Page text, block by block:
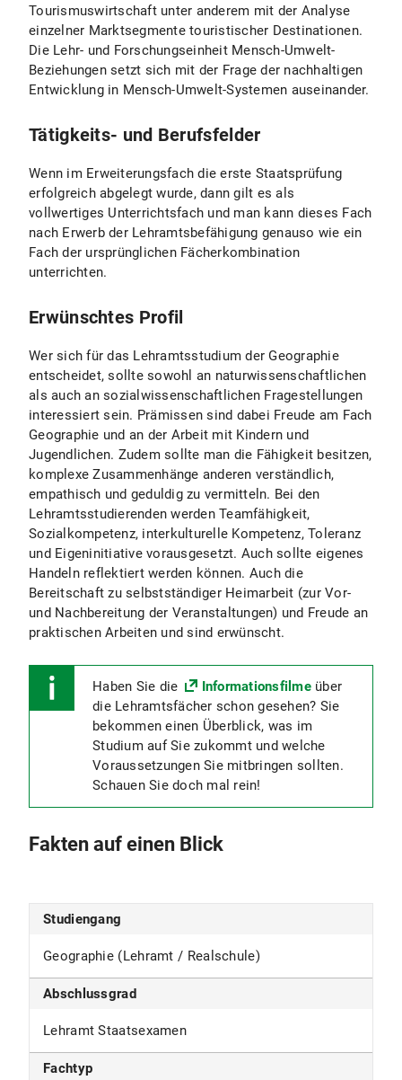
Tourismuswirtschaft unter anderem mit der Analyse
einzelner Marktsegmente touristischer Destinationen.
Die Lehr- und Forschungseinheit Mensch-Umwelt-
Beziehungen setzt sich mit der Frage der nachhaltigen
Entwicklung in Mensch-Umwelt-Systemen auseinander.
Tätigkeits- und Berufsfelder
Wenn im Erweiterungsfach die erste Staatsprüfung
erfolgreich abgelegt wurde, dann gilt es als
vollwertiges Unterrichtsfach und man kann dieses Fach
nach Erwerb der Lehramtsbefähigung genauso wie ein
Fach der ursprünglichen Fächerkombination
unterrichten.
Erwünschtes Profil
Wer sich für das Lehramtsstudium der Geographie
entscheidet, sollte sowohl an naturwissenschaftlichen
als auch an sozialwissenschaftlichen Fragestellungen
interessiert sein. Prämissen sind dabei Freude am Fach
Geographie und an der Arbeit mit Kindern und
Jugendlichen. Zudem sollte man die Fähigkeit besitzen,
komplexe Zusammenhänge anderen verständlich,
empathisch und geduldig zu vermitteln. Bei den
Lehramtsstudierenden werden Teamfähigkeit,
Sozialkompetenz, interkulturelle Kompetenz, Toleranz
und Eigeninitiative vorausgesetzt. Auch sollte eigenes
Handeln reflektiert werden können. Auch die
Bereitschaft zu selbstständiger Heimarbeit (zur Vor-
und Nachbereitung der Veranstaltungen) und Freude an
praktischen Arbeiten und sind erwünscht.
Haben Sie die Informationsfilmeüber
die Lehramtsfächer schon gesehen? Sie
bekommen einen Überblick, was im
Studium auf Sie zukommt und welche
Voraussetzungen Sie mitbringen sollten.
Schauen Sie doch mal rein!
Fakten auf einen Blick
Studiengang
Geographie (Lehramt / Realschule)
Abschlussgrad
Lehramt Staatsexamen
Fachtyp